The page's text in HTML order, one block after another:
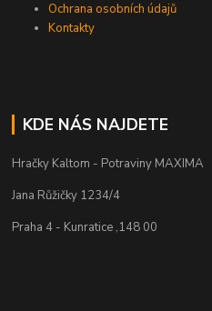
Ochrana osobních údajů
Kontakty
KDE NÁS NAJDETE
Hračky Kaltom - Potraviny MAXIMA
Jana Růžičky 1234/4
Praha 4 - Kunratice ,148 00